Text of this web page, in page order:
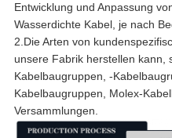
Entwicklung und Anpassung
Wasserdichte Kabel, je nach
2.Die Arten von
unsere Fabrik herstellen kann,
Kabelbaugruppen, -
Kabelbaugruppen, Molex-
Versammlungen.